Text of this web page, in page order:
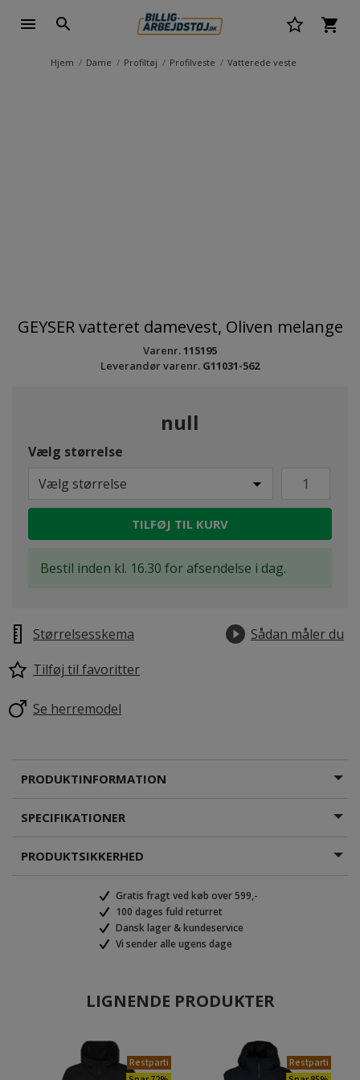
Hjem Dame Profiltøj Profilveste Vatterede veste
GEYSER vatteret damevest, Oliven melange
Varenr.115195
Leverandør varenr. G11031-562
null
Vælg størrelse
Vælg størrelse
TILFØJ TIL KURV
Bestil inden kl. 16.30 for afsendelse i dag.
Størrelsesskema
Sådan måler du
Tilføj til favoritter
Se herremodel
PRODUKTINFORMATION
SPECIFIKATIONER
PRODUKTSIKKERHED
Gratis fragt ved køb over 599,-
100 dages fuld returret
Dansk lager & kundeservice
Vi sender alle ugens dage
LIGNENDE PRODUKTER
Restparti
Restparti